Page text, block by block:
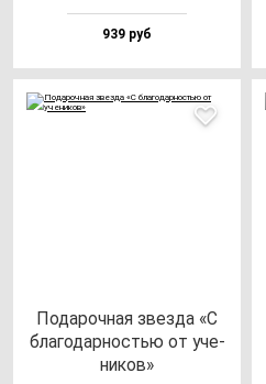
939 руб
Пода­роч­ная звез­да «С
бла­го­дар­ностью от уче­
ни­ков»